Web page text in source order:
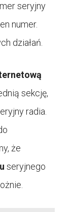
seryjny
numer.
działań.
sekcję,
radia.
że
seryjnego